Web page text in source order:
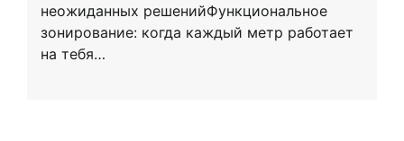
неожиданных решенийФункциональное
зонирование: когда каждый метр работает
на тебя…